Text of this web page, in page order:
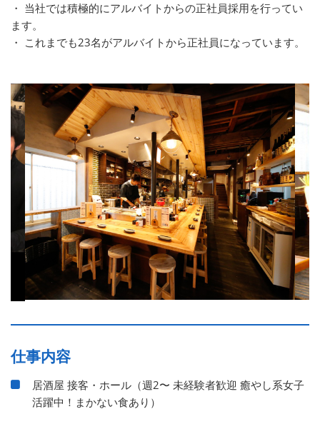
・ 当社では積極的にアルバイトからの正社員採用を行ってい
ます。
・ これまでも23名がアルバイトから正社員になっています。
仕事内容
居酒屋 接客・ホール（週2〜 未経験者歓迎 癒やし系女子
活躍中！まかない食あり）